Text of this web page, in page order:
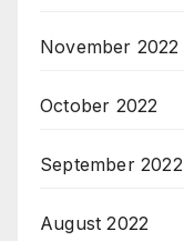
November 2022
October 2022
September 2022
August 2022